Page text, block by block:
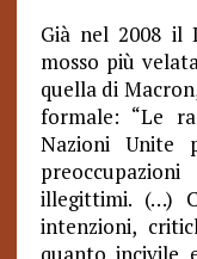
Già nel 2008 il
mosso più
quella di
formale: “Le
Nazioni Unite
illegittimi. (…)
intenzioni,